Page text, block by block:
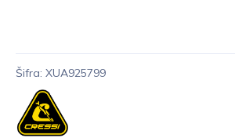
Šifra: XUA925799